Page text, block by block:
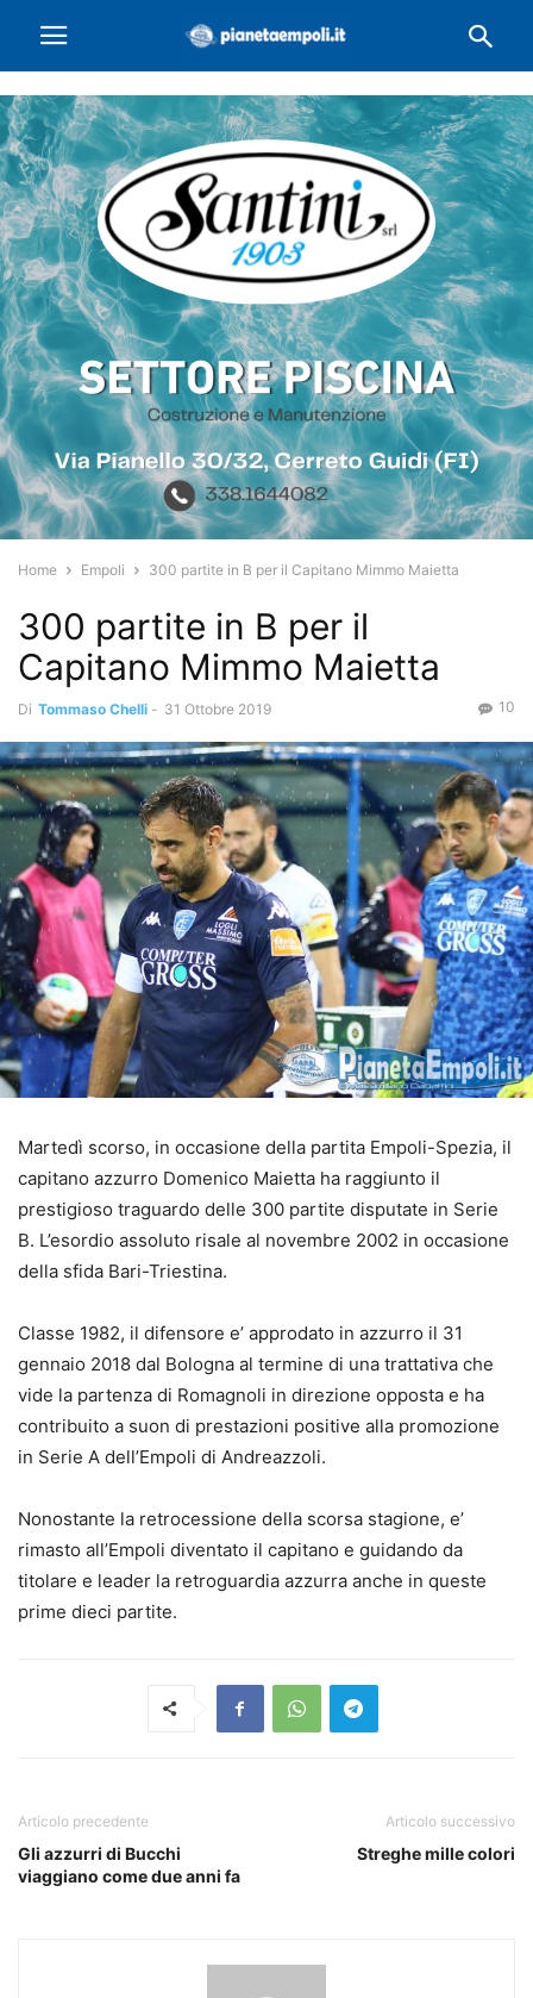
Home Empoli 300 partite in B per il Capitano Mimmo Maietta
300 partite in B per il
Capitano Mimmo Maietta
Di Tommaso Chelli - 31 Ottobre 2019 10
Martedì scorso, in occasione della partita Empoli-Spezia, il
capitano azzurro Domenico Maietta ha raggiunto il
prestigioso traguardo delle 300 partite disputate in Serie
B. L’esordio assoluto risale al novembre 2002 in occasione
della sfida Bari-Triestina.
Classe 1982, il difensore e’ approdato in azzurro il 31
gennaio 2018 dal Bologna al termine di una trattativa che
vide la partenza di Romagnoli in direzione opposta e ha
contribuito a suon di prestazioni positive alla promozione
in Serie A dell’Empoli di Andreazzoli.
Nonostante la retrocessione della scorsa stagione, e’
rimasto all’Empoli diventato il capitano e guidando da
titolare e leader la retroguardia azzurra anche in queste
prime dieci partite.
Articolo precedente
Gli azzurri di Bucchi
viaggiano come due anni fa
Articolo successivo
Streghe mille colori